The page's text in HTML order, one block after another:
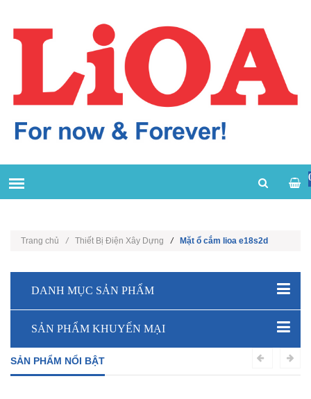
Trang chủ / Thiết Bị Điện Xây Dựng / Mặt ổ cắm lioa e18s2d
DANH MỤC SẢN PHẨM
SẢN PHẨM KHUYẾN MẠI
SẢN PHẨM NỔI BẬT